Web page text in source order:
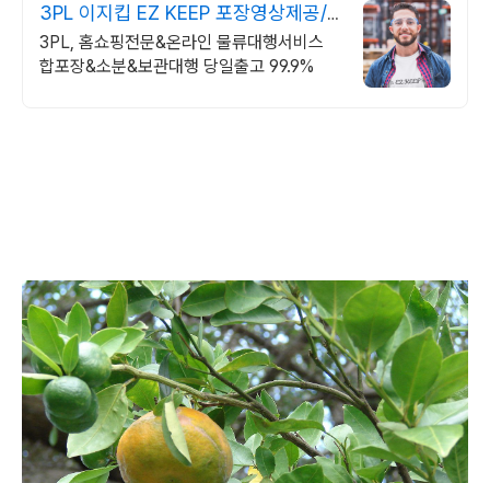
3PL 이지킵 EZ KEEP 포장영상제공/
블랙컨슈머대응
3PL, 홈쇼핑전문&온라인 물류대행서비스
합포장&소분&보관대행 당일출고 99.9%